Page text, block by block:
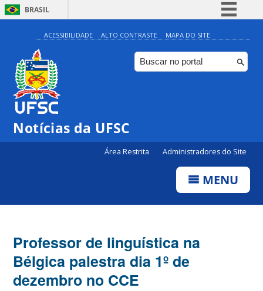
BRASIL
Simplifique!
Comunica BR
Participe
ACESSIBILIDADE ALTO CONTRASTE MAPA DO SITE
Notícias da UFSC
Área Restrita Administradores do Site
MENU
Professor de linguística na
Bélgica palestra dia 1º de
dezembro no CCE